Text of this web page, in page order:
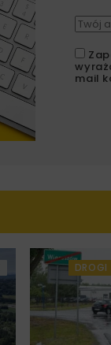
mail
DROGI